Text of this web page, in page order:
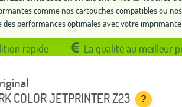
comme nos cartouches compatibles ou
performances optimales avec votre imprimante
rapide La qualité au meilleur
COLOR JETPRINTER Z23
?